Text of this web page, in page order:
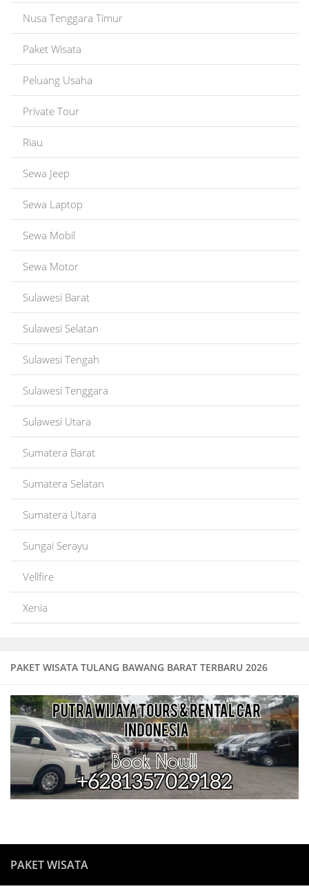
PAKET WISATA TULANG BAWANG BARAT TERBARU 2026
Nusa Tenggara Timur
Paket Wisata
Peluang Usaha
Private Tour
Riau
Sewa Jeep
Sewa Laptop
Sewa Mobil
Sewa Motor
Sulawesi Barat
Sulawesi Selatan
Sulawesi Tengah
Sulawesi Tenggara
Sulawesi Utara
Sumatera Barat
Sumatera Selatan
Sumatera Utara
Sungai Serayu
Vellfire
Xenia
PAKET WISATA